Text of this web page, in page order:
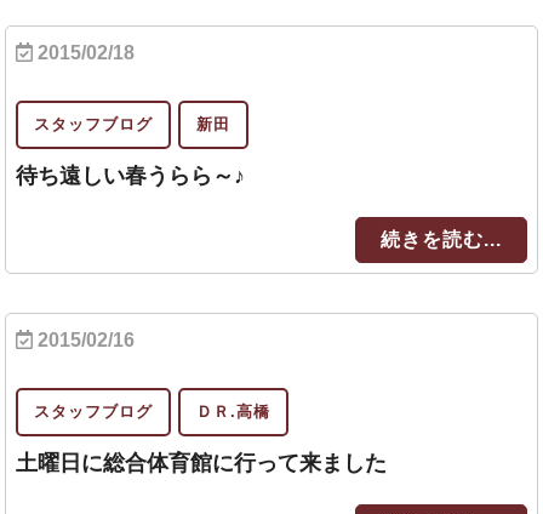
2015/02/18
スタッフブログ 新田
待ち遠しい春うらら～♪
続きを読む...
2015/02/16
スタッフブログ ＤＲ.高橋
土曜日に総合体育館に行って来ました